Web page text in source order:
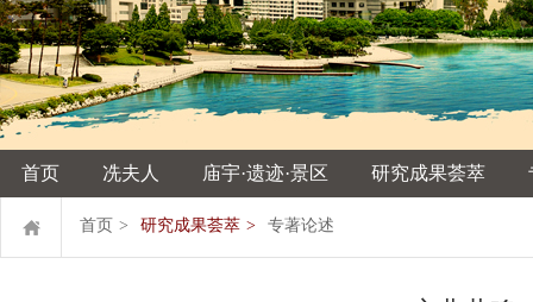
首页 冼夫人 庙宇·遗迹·景区 研究成果荟萃
首页 > 研究成果荟萃 > 专著论述